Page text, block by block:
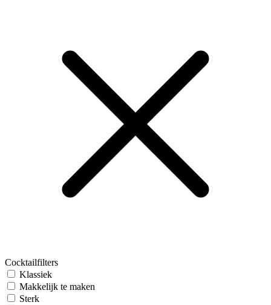
Cocktailfilters
Klassiek
Makkelijk te maken
Sterk